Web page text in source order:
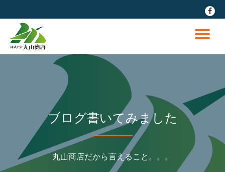
ン
fa-
ナ
ゲ
ー
シ
ョ
ブログ書いてみました
丸山商店だから言えること。。。